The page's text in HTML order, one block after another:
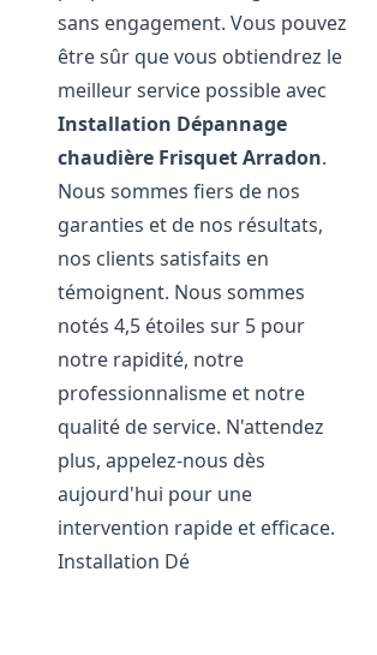
sans engagement. Vous pouvez
être sûr que vous obtiendrez le
meilleur service possible avec
Installation Dépannage
chaudière FrisquetArradon.
Nous sommes fiers de nos
garanties et de nos résultats,
nos clients satisfaits en
témoignent. Nous sommes
notés 4,5 étoiles sur 5 pour
notre rapidité, notre
professionnalisme et notre
qualité de service. N'attendez
plus, appelez-nous dès
aujourd'hui pour une
intervention rapide et efficace.
Installation Dé